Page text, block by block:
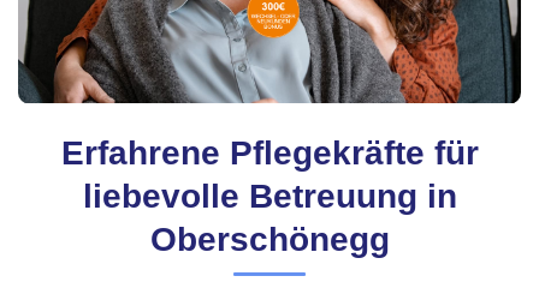
Erfahrene Pflegekräfte für
liebevolle Betreuung in
Oberschönegg